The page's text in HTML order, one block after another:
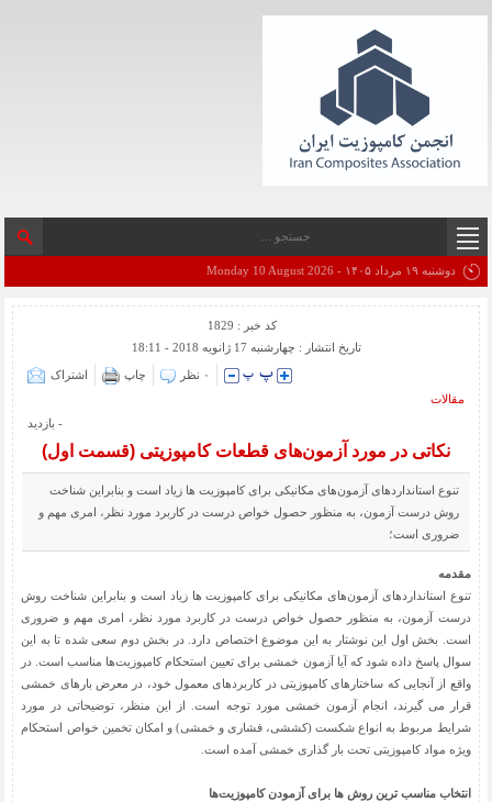
دوشنبه ۱۹ مرداد ۱۴۰۵ - Monday 10 August 2026
کد خبر : 1829
تاریخ انتشار : چهارشنبه 17 ژانویه 2018 - 18:11
اشتراک چاپ
۰ نظر
مقالات
- بازدید
نکاتی در مورد آزمون‌های قطعات کامپوزیتی (قسمت اول)
تنوع استانداردهای آزمون‌های مکانیکی برای کامپوزیت ها زیاد است و بنابراین شناخت
روش درست آزمون، به منظور حصول خواص درست در کاربرد مورد نظر، امری مهم و
ضروری است؛
مقدمه
تنوع استانداردهای آزمون‌های مکانیکی برای کامپوزیت ها زیاد است و بنابراین شناخت روش
درست آزمون، به منظور حصول خواص درست در کاربرد مورد نظر، امری مهم و ضروری
است. بخش اول این نوشتار به این موضوع اختصاص دارد. در بخش دوم سعی شده تا به این
سوال پاسخ داده شود که آیا آزمون خمشی برای تعیین استحکام کامپوزیت‌ها مناسب است. در
واقع از آنجایی که ساختارهای کامپوزیتی در کاربردهای معمول خود، در معرض بارهای خمشی
قرار می گیرند، انجام آزمون خمشی مورد توجه است. از این منظر، توضیحاتی در مورد
شرایط مربوط به انواع شکست (کششی، فشاری و خمشی) و امکان تخمین خواص استحکام
ویژه مواد کامپوزیتی تحت بار گذاری خمشی آمده است.
انتخاب مناسب ترین روش ها برای آزمودن کامپوزیت‌ها